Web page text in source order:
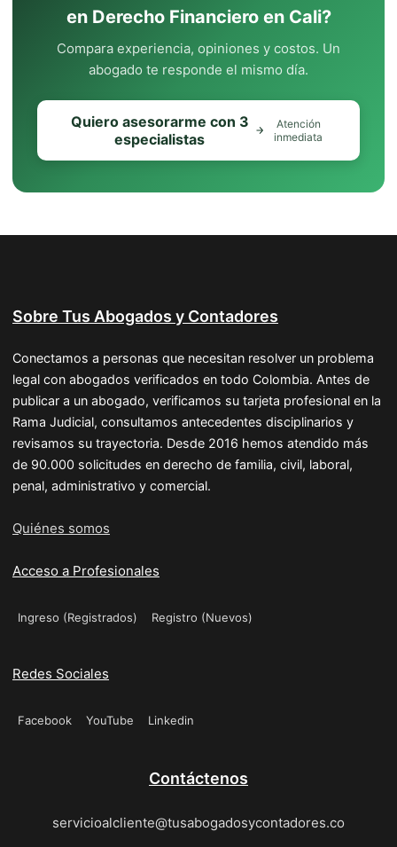
en Derecho Financiero en Cali?
Compara experiencia, opiniones y costos. Un
abogado te responde el mismo día.
Quiero asesorarme con 3
especialistas
Atención
inmediata
Sobre Tus Abogados y Contadores
Conectamos a personas que necesitan resolver un problema
legal con abogados verificados en todo Colombia. Antes de
publicar a un abogado, verificamos su tarjeta profesional en la
Rama Judicial, consultamos antecedentes disciplinarios y
revisamos su trayectoria. Desde 2016 hemos atendido más
de 90.000 solicitudes en derecho de familia, civil, laboral,
penal, administrativo y comercial.
Quiénes somos
Acceso a Profesionales
Ingreso (Registrados) Registro (Nuevos)
Redes Sociales
Facebook YouTube Linkedin
Contáctenos
servicioalcliente@tusabogadosycontadores.co